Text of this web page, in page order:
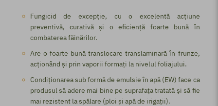
Fungicid de excepție, cu o excelentă acțiune
preventivă, curativă și o eficiență foarte bună în
combaterea făinărilor.
Are o foarte bună translocare translaminară în frunze,
acționând și prin vaporii formați la nivelul foliajului.
Condiționarea sub formă de emulsie în apă (EW) face ca
produsul să adere mai bine pe suprafața tratată și să fie
mai rezistent la spălare (ploi și apă de irigații).